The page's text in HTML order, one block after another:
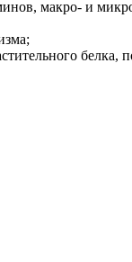
макро- и
белка,